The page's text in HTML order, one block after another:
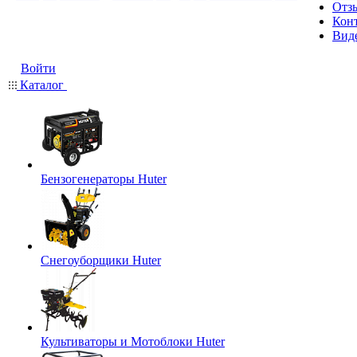
Войти
Каталог
Бензогенераторы Huter
Снегоуборщики Huter
Культиваторы и Мотоблоки Huter